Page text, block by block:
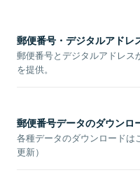
郵便番号・デジタルアドレ
郵便番号とデジタルアドレ
を提供。
郵便番号データのダウンロ
各種データのダウンロードは
更新）